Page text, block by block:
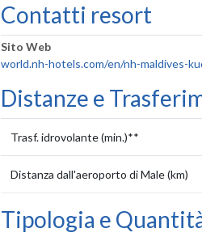
Contatti resort
Sito Web
world.nh-hotels.com/en/nh-maldives-
Distanze e
Trasf. idrovolante (min.)**
Distanza dall'aeroporto di Male (km)
Tipologia e